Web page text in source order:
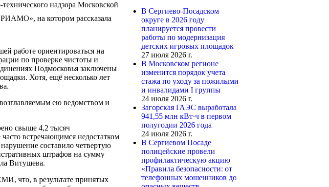
надзора Московской
на котором рассказала
работе ориентироваться на
по проверке чистоты и
Подмосковья заключены
Хотя, ещё несколько лет
ею ведомством и
свыше 4,2 тысяч
встречающимся недостатком
составило четвертую
штрафов на сумму
Витушева.
что, в результате принятых
В Сергиево-Посадском
округе в 2026 году
планируется провести
работы по модернизация
детских игровых площадок
27 июля 2026 г.
В Московском регионе
изменится порядок учета
стажа по уходу за пожилыми
и инвалидами I группы
24 июля 2026 г.
Загорская ГАЭС выработала
941,55 млн кВт·ч в первом
полугодии 2026 года
24 июля 2026 г.
В Сергиевом Посаде
полицейские провели
профилактическую акцию
«Правила безопасности: от
телефонных мошенников до